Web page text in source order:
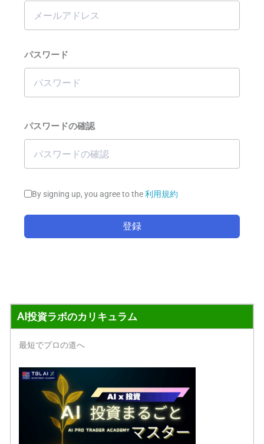
パスワード
パスワードの確認
By signing up, you agree to the利用規約
登録
AI投資ラボのカリキュラム
最短でプロの道へ